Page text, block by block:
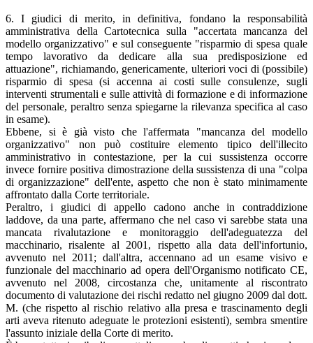
6. I giudici di merito, in definitiva, fondano la responsabilità
amministrativa della Cartotecnica sulla "accertata mancanza del
modello organizzativo" e sul conseguente "risparmio di spesa quale
tempo lavorativo da dedicare alla sua predisposizione ed
attuazione", richiamando, genericamente, ulteriori voci di (possibile)
risparmio di spesa (si accenna ai costi sulle consulenze, sugli
interventi strumentali e sulle attività di formazione e di informazione
del personale, peraltro senza spiegarne la rilevanza specifica al caso
in esame).
Ebbene, si è già visto che l'affermata "mancanza del modello
organizzativo" non può costituire elemento tipico dell'illecito
amministrativo in contestazione, per la cui sussistenza occorre
invece fornire positiva dimostrazione della sussistenza di una "colpa
di organizzazione" dell'ente, aspetto che non è stato minimamente
affrontato dalla Corte territoriale.
Peraltro, i giudici di appello cadono anche in contraddizione
laddove, da una parte, affermano che nel caso vi sarebbe stata una
mancata rivalutazione e monitoraggio dell'adeguatezza del
macchinario, risalente al 2001, rispetto alla data dell'infortunio,
avvenuto nel 2011; dall'altra, accennano ad un esame visivo e
funzionale del macchinario ad opera dell'Organismo notificato CE,
avvenuto nel 2008, circostanza che, unitamente al riscontrato
documento di valutazione dei rischi redatto nel giugno 2009 dal dott.
M. (che rispetto al rischio relativo alla presa e trascinamento degli
arti aveva ritenuto adeguate le protezioni esistenti), sembra smentire
l'assunto iniziale della Corte di merito.